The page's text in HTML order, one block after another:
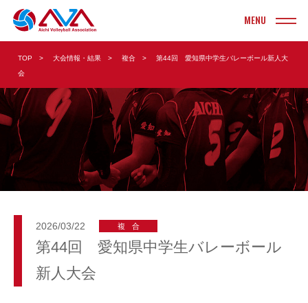
INFORMATION
お知らせ
TOURNAMENT
大会情報・結果
実業団 ヤングクラブ
クラブ ソフト
大学 ビーチ
高校
中学校 Vリーグ
小学校
TOP 大会情報・結果 複合
第44回 愛知県中学生バレーボール新人大
会
2026/03/22 複合
第44回 愛知県中学生バレーボール
新人大会